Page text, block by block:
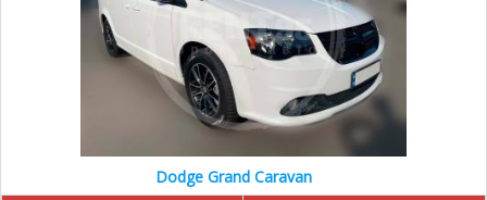
Dodge Grand Caravan